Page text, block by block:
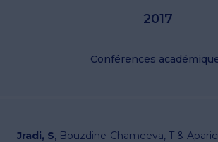
2017
Conférences
Jradi, S, Bouzdine-Chameeva, T &